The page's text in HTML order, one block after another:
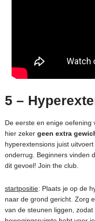
5 –
De eerste en enige oefening
hier zeker geen extra
hyperextensions juist
onderrug. Beginners vinden
dit gevoel! Join the club.
startpositie: Plaats je op de
naar de grond gericht. Zorg
van de steunen liggen,